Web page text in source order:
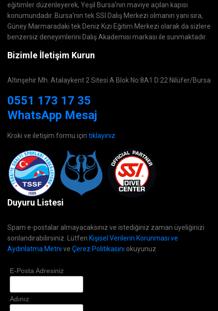
eğitimler düzenleyerek, Yeşil Bursa'nın maviye açılan kapısı
konumundadır. Bursa'nın tek SSI Dalış Merkezi olmanın yanı sıra,
Güney Marmaradaki tek Deniz Kızı Eğitim Merkezi olarak da sizlere
benzersiz deneyimlerini Dalış Akademisi markası ile sunmaktadır.
Bizimle İletişim Kurun
Altınşehir Mh. Atalaykent 2 Sitesi A Blok No:8A1 D:22 Nilüfer/Bursa
0551 173 17 35
WhatsApp Mesaj
Kroki ve iletişim formu için tıklayınız
Duyuru Listesi
Spam e-postalar almayacaksınız ve istediğiniz zaman üyeliğinizi
sonlandırabilirsiniz. Lütfen Kişisel Verilerin Korunması ve
Aydınlatma Metni ve Çerez Politikasını okuyunuz
E-Posta Adresiniz
Adınız